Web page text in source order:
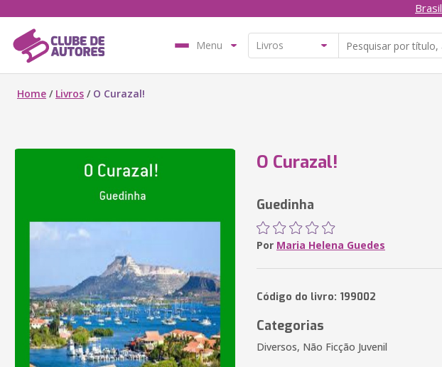
Brasil
Menu
Home / Livros / O Curazal!
O Curazal!
Guedinha
Por Maria Helena Guedes
Código do livro: 199002
Categorias
Diversos, Não Ficção Juvenil